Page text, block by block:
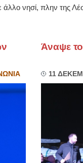
άλλο νησί, πλην της
Άναψε το
11